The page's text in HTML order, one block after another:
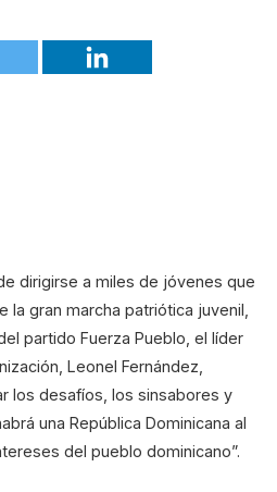
dirigirse a miles de jóvenes que
gran marcha patriótica juvenil,
partido Fuerza Pueblo, el líder
Leonel Fernández,
los desafíos, los sinsabores y
una República Dominicana al
del pueblo dominicano”.